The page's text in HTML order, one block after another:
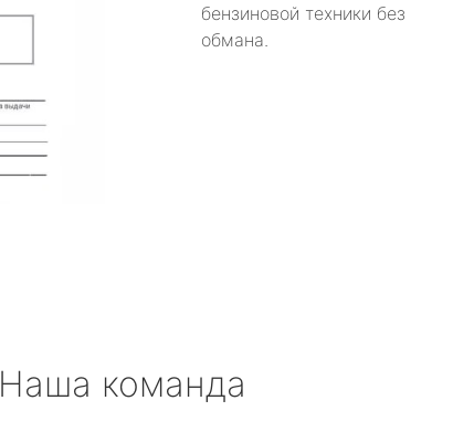
бензиновой техники без
обмана.
Наша команда